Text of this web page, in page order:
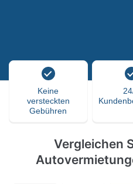
Keine
versteckten
Gebühren
Vergleichen